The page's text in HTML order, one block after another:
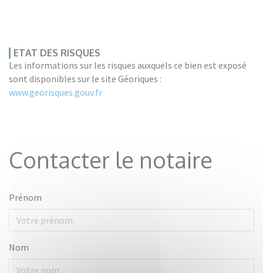
ETAT DES RISQUES
Les informations sur les risques auxquels ce bien est exposé
sont disponibles sur le site Géoriques :
www.georisques.gouv.fr
Contacter le notaire
Prénom
Nom